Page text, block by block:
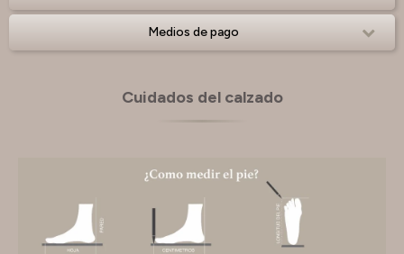
Medios de pago
Cuidados del calzado